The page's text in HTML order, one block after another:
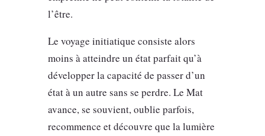
l’être.
Le voyage initiatique consiste alors
moins à atteindre un état parfait qu’à
développer la capacité de passer d’un
état à un autre sans se perdre. Le Mat
avance, se souvient, oublie parfois,
recommence et découvre que la lumière